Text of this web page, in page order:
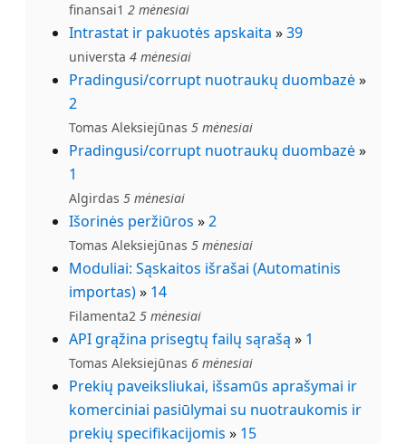
finansai1 2 mėnesiai
Intrastat ir pakuotės apskaita »39
universta 4 mėnesiai
Pradingusi/corrupt nuotraukų duombazė»
2
Tomas Aleksiejūnas 5 mėnesiai
Pradingusi/corrupt nuotraukų duombazė»
1
Algirdas 5 mėnesiai
Išorinės peržiūros »2
Tomas Aleksiejūnas 5 mėnesiai
Moduliai: Sąskaitos išrašai (Automatinis
importas)» 14
Filamenta2 5 mėnesiai
API grąžina prisegtų failų sąrašą » 1
Tomas Aleksiejūnas 6 mėnesiai
Prekių paveiksliukai, išsamūs aprašymai ir
komerciniai pasiūlymai su nuotraukomis ir
prekių specifikacijomis » 15